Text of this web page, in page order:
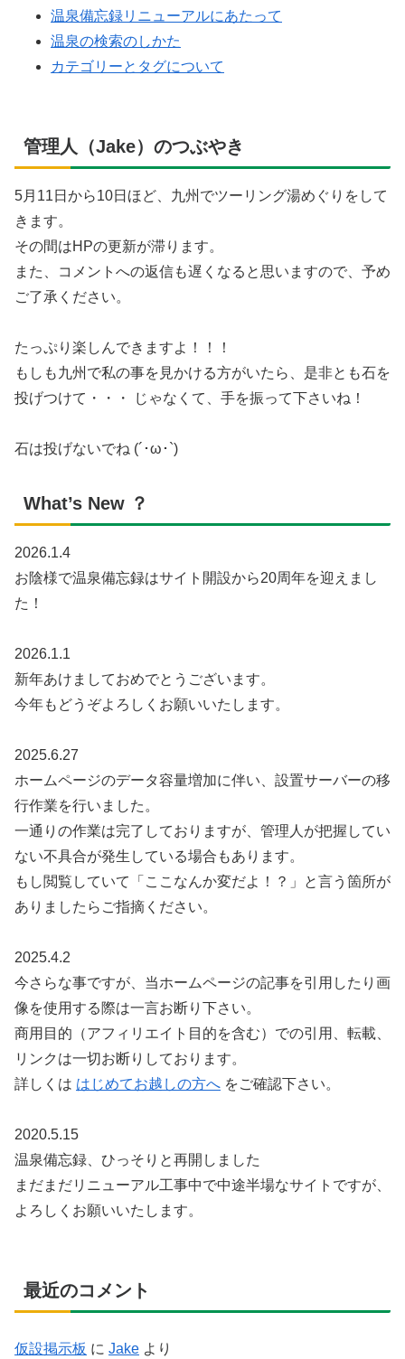
温泉備忘録リニューアルにあたって
温泉の検索のしかた
カテゴリーとタグについて
管理人（Jake）のつぶやき
5月11日から10日ほど、九州でツーリング湯めぐりをして
きます。
その間はHPの更新が滞ります。
また、コメントへの返信も遅くなると思いますので、予め
ご了承ください。
たっぷり楽しんできますよ！！！
もしも九州で私の事を見かける方がいたら、是非とも石を
投げつけて・・・ じゃなくて、手を振って下さいね！
石は投げないでね (´･ω･`)
What’s New ？
2026.1.4
お陰様で温泉備忘録はサイト開設から20周年を迎えまし
た！
2026.1.1
新年あけましておめでとうございます。
今年もどうぞよろしくお願いいたします。
2025.6.27
ホームページのデータ容量増加に伴い、設置サーバーの移
行作業を行いました。
一通りの作業は完了しておりますが、管理人が把握してい
ない不具合が発生している場合もあります。
もし閲覧していて「ここなんか変だよ！？」と言う箇所が
ありましたらご指摘ください。
2025.4.2
今さらな事ですが、当ホームページの記事を引用したり画
像を使用する際は一言お断り下さい。
商用目的（アフィリエイト目的を含む）での引用、転載、
リンクは一切お断りしております。
詳しくは はじめてお越しの方へ をご確認下さい。
2020.5.15
温泉備忘録、ひっそりと再開しました
まだまだリニューアル工事中で中途半場なサイトですが、
よろしくお願いいたします。
最近のコメント
仮設掲示板 に Jake より